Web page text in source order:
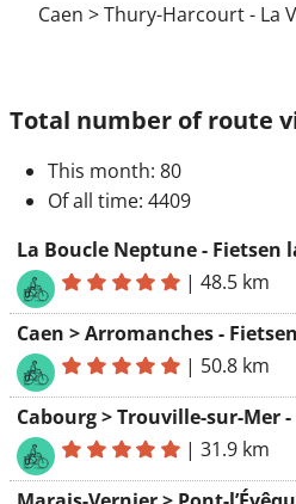
Caen > Thury-Harcourt - La
Total number of route
This month: 80
Of all time: 4409
|48.5 km
| 50.8 km
Cabourg > Trouville-sur-Mer -
|31.9 km